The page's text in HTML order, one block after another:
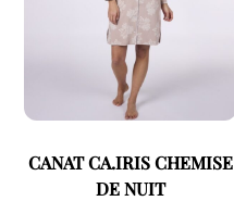
CANAT CA.IRIS CHEMISE
DE NUIT